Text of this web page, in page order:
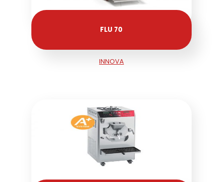
FLU 70
INNOVA